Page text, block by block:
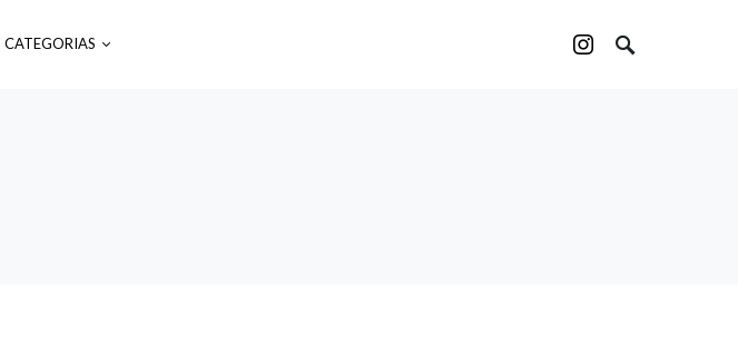
CATEGORIAS